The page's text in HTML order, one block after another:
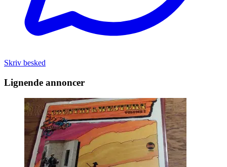
Skriv besked
Lignende annoncer